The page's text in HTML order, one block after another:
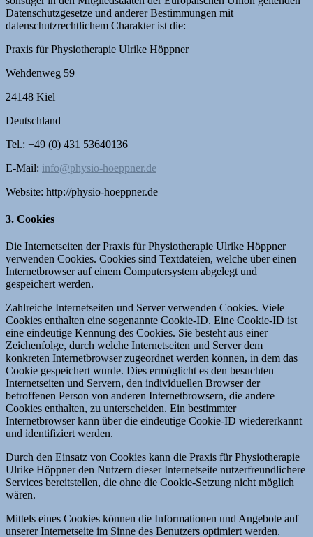
Datenschutzgesetze und anderer Bestimmungen mit
datenschutzrechtlichem Charakter ist die:
Praxis für Physiotherapie Ulrike Höppner
Wehdenweg 59
24148 Kiel
Deutschland
Tel.: +49 (0) 431 53640136
E-Mail: info@physio-hoeppner.de
Website: http://physio-hoeppner.de
3. Cookies
Die Internetseiten der Praxis für Physiotherapie Ulrike Höppner
verwenden Cookies. Cookies sind Textdateien, welche über einen
Internetbrowser auf einem Computersystem abgelegt und
gespeichert werden.
Zahlreiche Internetseiten und Server verwenden Cookies. Viele
Cookies enthalten eine sogenannte Cookie-ID. Eine Cookie-ID ist
eine eindeutige Kennung des Cookies. Sie besteht aus einer
Zeichenfolge, durch welche Internetseiten und Server dem
konkreten Internetbrowser zugeordnet werden können, in dem das
Cookie gespeichert wurde. Dies ermöglicht es den besuchten
Internetseiten und Servern, den individuellen Browser der
betroffenen Person von anderen Internetbrowsern, die andere
Cookies enthalten, zu unterscheiden. Ein bestimmter
Internetbrowser kann über die eindeutige Cookie-ID wiedererkannt
und identifiziert werden.
Durch den Einsatz von Cookies kann die Praxis für Physiotherapie
Ulrike Höppner den Nutzern dieser Internetseite nutzerfreundlichere
Services bereitstellen, die ohne die Cookie-Setzung nicht möglich
wären.
Mittels eines Cookies können die Informationen und Angebote auf
unserer Internetseite im Sinne des Benutzers optimiert werden.